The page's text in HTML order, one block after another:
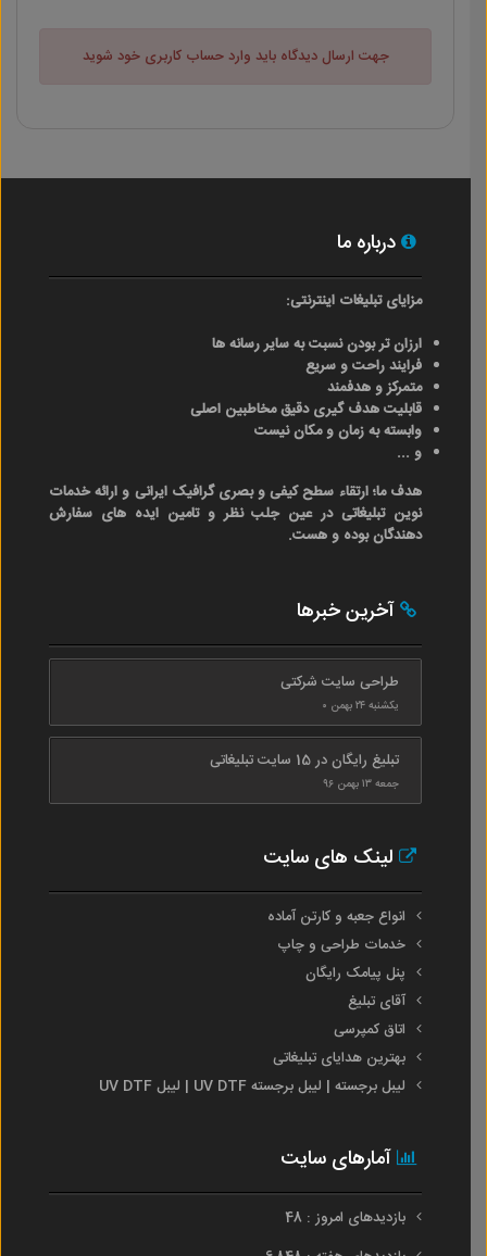
جهت ارسال دیدگاه باید وارد حساب کاربری خود شوید
درباره ما
مزایای تبلیغات اینترنتی:
ارزان تر بودن نسبت به سایر رسانه ها
فرایند راحت و سریع
متمرکز و هدفمند
قابلیت هدف گیری دقیق مخاطبین اصلی
وابسته به زمان و مکان نیست
و ...
هدف ما؛ ارتقاء سطح کیفی و بصری گرافیک ایرانی و ارائه خدمات
نوین تبلیغاتی در عین جلب نظر و تامین ایده های سفارش
دهندگان بوده و هست.
آخرین خبرها
طراحی سایت شرکتی
یکشنبه ۲۴ بهمن ۰
تبلیغ رایگان در 15 سایت تبلیغاتی
جمعه ۱۳ بهمن ۹۶
لینک های سایت
انواع جعبه و کارتن آماده
خدمات طراحی و چاپ
پنل پیامک رایگان
آقای تبلیغ
اتاق کمپرسی
بهترین هدایای تبلیغاتی
لیبل برجسته | لیبل برجسته UV DTF | لیبل UV DTF
آمارهای سایت
بازدیدهای امروز : 48